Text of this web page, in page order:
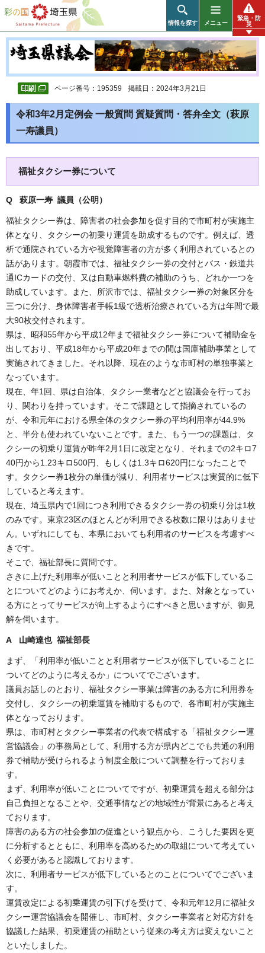
彩の国 埼玉県
情報を探す メニュー
緊急・防
災
ページ番号：195359 掲載日：2024年3月21日
令和3年2月定例会 一般質問 質疑質問・答弁全文（萩原
一寿議員）
福祉タクシー券について
Q 萩原一寿 議員（公明）
福祉タクシー券は、障害者の社会参加を促す目的で市町村が実施主
体となり、タクシーの初乗り運賃を助成するものです。例えば、透
析で通院されている方や視覚障害者の方が多く利用されているとの
話があります。朝霞市では、福祉タクシー券の交付とバス・鉄道共
通ICカードの交付、又は自動車燃料費の補助のうち、どれか一つを
助成しています。また、所沢市では、福祉タクシー券の対象区分を
三つに分け、身体障害者手帳1級で透析治療されている方は年間で最
大90枚交付されます。
県は、昭和55年から平成12年まで福祉タクシー券について補助金を
出しており、平成18年から平成20年までの間は国庫補助事業として
実施されてきました。それ以降、現在のような市町村の単独事業と
なっています。
現在、年1回、県は自治体、タクシー業者などと協議会を行ってお
り、関わりを持っています。そこで課題として指摘されているの
が、令和元年における県全体のタクシー券の平均利用率が44.9%
と、半分も使われていないことです。また、もう一つの課題は、タ
クシーの初乗り運賃が昨年2月1日に改定となり、それまでの2キロ7
40円から1.23キロ500円、もしくは1.3キロ620円になったことで
す。タクシー券1枚分の単価が減り、利用者サービスは実質的に低下
していると考えます。
現在、埼玉県内で1回につき利用できるタクシー券の初乗り分は1枚
のみです。東京23区のほとんどが利用できる枚数に限りはありませ
ん。いずれにしても、本県においても利用者のサービスを考慮すべ
きです。
そこで、福祉部長に質問です。
さきに上げた利用率が低いことと利用者サービスが低下しているこ
とについてどのようにお考えか、伺います。また、対象となってい
る方にとってサービスが向上するようにすべきと思いますが、御見
解を伺います。
A 山崎達也 福祉部長
まず、「利用率が低いことと利用者サービスが低下していることに
ついてどのように考えるか」についてでございます。
議員お話しのとおり、福祉タクシー事業は障害のある方に利用券を
交付し、タクシーの初乗運賃を補助するもので、各市町村が実施主
体となっております。
県は、市町村とタクシー事業者の代表で構成する「福祉タクシー運
営協議会」の事務局として、利用する方が県内どこでも共通の利用
券で補助が受けられるよう制度全般について調整を行っておりま
す。
まず、利用率が低いことについてですが、初乗運賃を超える部分は
自己負担となることや、交通事情などの地域性が背景にあると考え
ております。
障害のある方の社会参加の促進という観点から、こうした要因を更
に分析するとともに、利用率を高めるための取組について考えてい
く必要があると認識しております。
次に、利用者サービスが低下しているとのことについてでございま
す。
運賃改定による初乗運賃の引下げを受けて、令和元年12月に福祉タ
クシー運営協議会を開催し、市町村、タクシー事業者と対応方針を
協議した結果、初乗運賃の補助という従来の考え方は変えないこと
といたしました。